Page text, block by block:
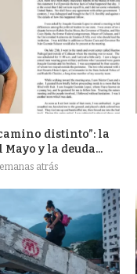
distinto”: la
Mayo y la deuda...
atrás